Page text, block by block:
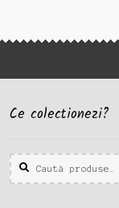
Ce colectionezi?
Caută
după:
Caută